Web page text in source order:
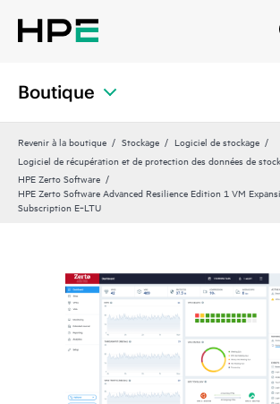
Boutique
Revenir à la boutique Stockage
Logiciel de stockage
Logiciel de récupération et de protection des données de
HPE Zerto Software
HPE Zerto Software Advanced Resilience Edition 1 VM
Subscription E‑LTU